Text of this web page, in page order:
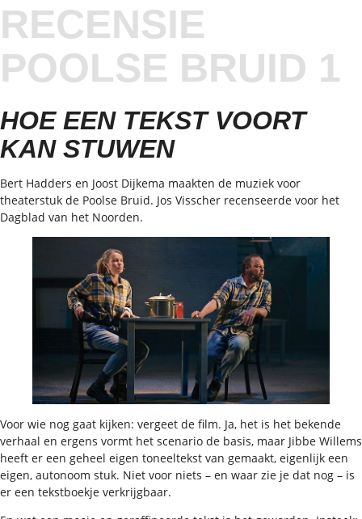
RECENSIE
POOLSE BRUID 1
HOE EEN TEKST VOORT
KAN STUWEN
Bert Hadders en Joost Dijkema maakten de muziek voor
theaterstuk de Poolse Bruid. Jos Visscher recenseerde voor het
Dagblad van het Noorden.
Voor wie nog gaat kijken: vergeet de film. Ja, het is het bekende
verhaal en ergens vormt het scenario de basis, maar Jibbe Willems
heeft er een geheel eigen toneeltekst van gemaakt, eigenlijk een
eigen, autonoom stuk. Niet voor niets – en waar zie je dat nog – is
er een tekstboekje verkrijgbaar.